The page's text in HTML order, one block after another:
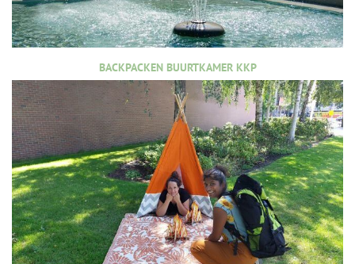
BACKPACKEN BUURTKAMER KKP